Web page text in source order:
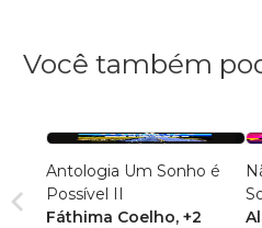
Você também
Antologia Um Sonho é
Possível II
Fáthima Coelho, +2